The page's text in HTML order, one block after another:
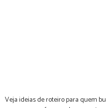
Veja ideias de roteiro para quem